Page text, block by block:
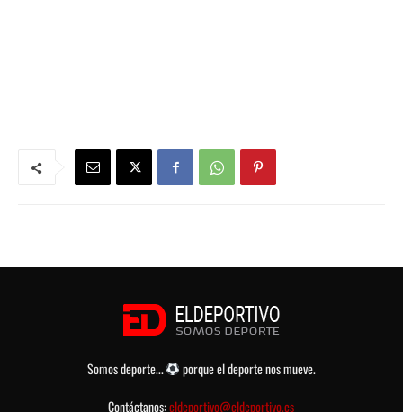
Somos deporte...
porque el deporte nos mueve.
Contáctanos:eldeportivo@eldeportivo.es